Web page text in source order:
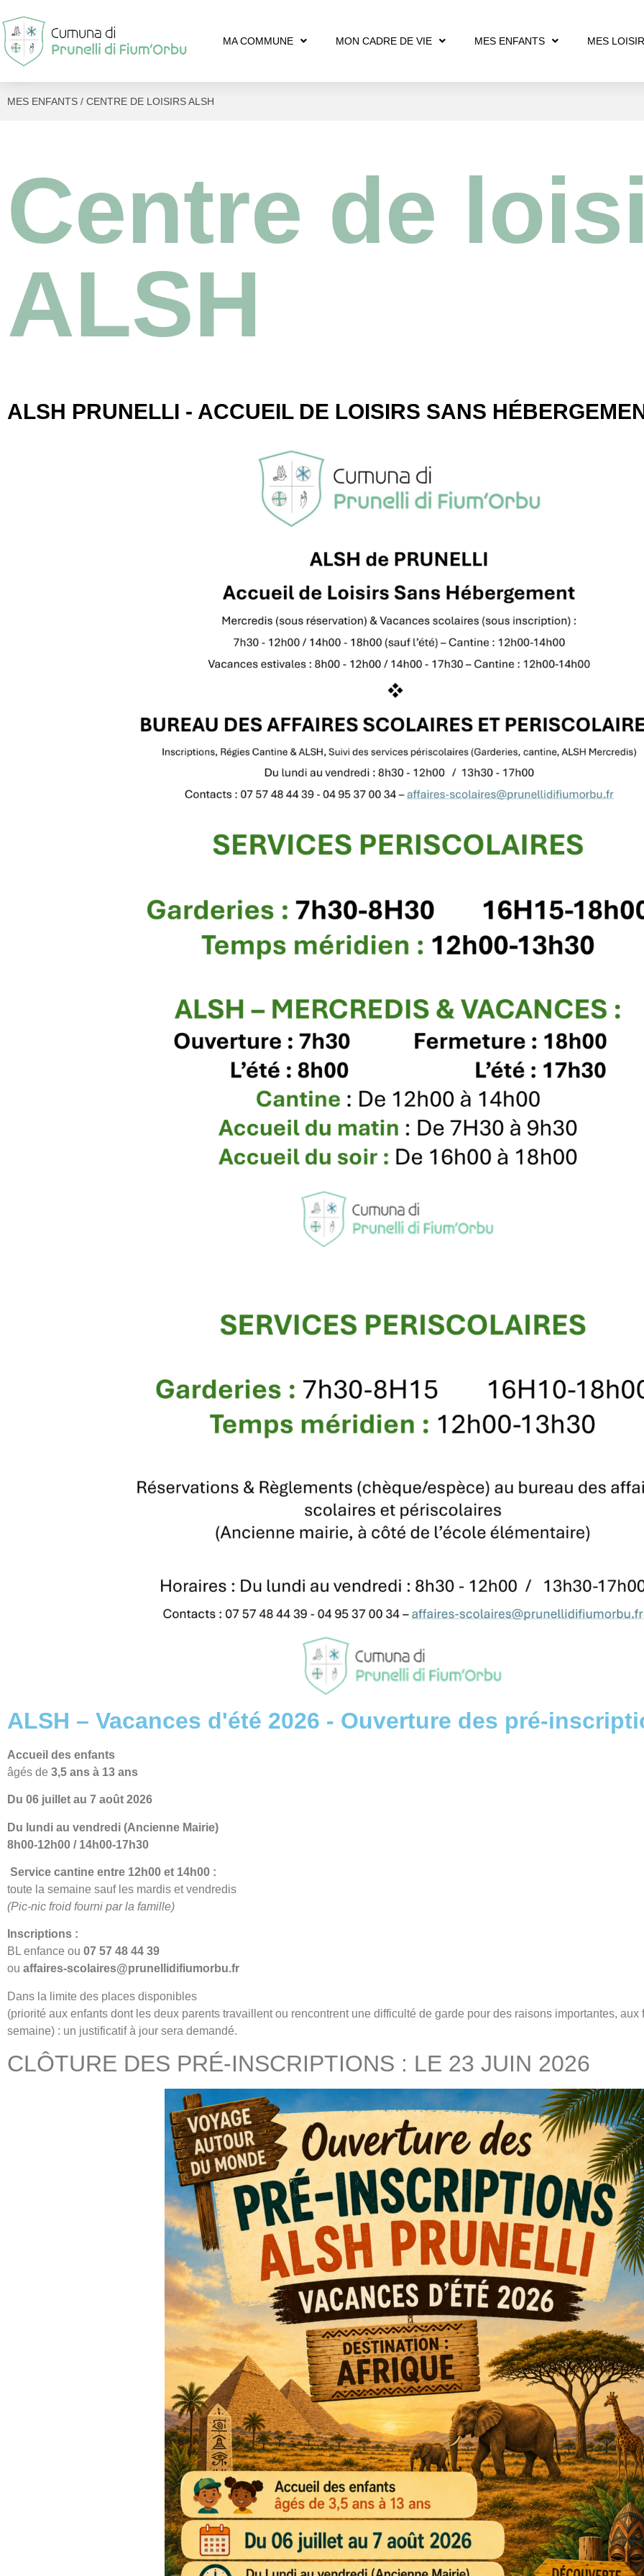
MA COMMUNE MON CADRE DE VIE MES ENFANTS MES
MES ENFANTS / CENTRE DE LOISIRS ALSH
Centre de
ALSH
ALSH PRUNELLI - ACCUEIL DE LOISIRS SANS
ALSH – Vacances d'été 2026 - Ouverture des pré-
Accueil des enfants
âgés de 3,5 ans à 13 ans
Du 06 juillet au 7 août 2026
Du lundi au vendredi (Ancienne Mairie)
8h00-12h00 / 14h00-17h30
Service cantine entre 12h00 et 14h00 :
toute la semaine sauf les mardis et vendredis
(Pic-nic froid fourni par la famille)
Inscriptions :
BL enfance ou 07 57 48 44 39
ou affaires-scolaires@prunellidifiumorbu.fr
Dans la limite des places disponibles
(priorité aux enfants dont les deux parents travaillent ou rencontrent une difficulté de garde pour des raisons importantes,
semaine) : un justificatif à jour sera demandé.
CLÔTURE DES PRÉ-INSCRIPTIONS : LE 23 JUIN 2026